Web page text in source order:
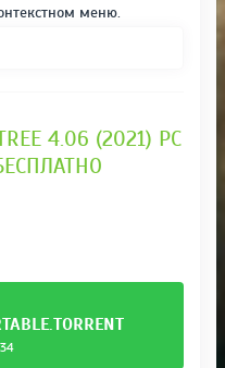
меню.
4.06 (2021) РС